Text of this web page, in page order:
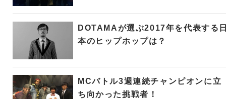
DOTAMAが選ぶ2017年を代表する
本のヒップホップは？
MCバトル3週連続チャンピオンに立
ち向かった挑戦者！